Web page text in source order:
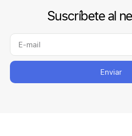
Suscríbete al
Enviar